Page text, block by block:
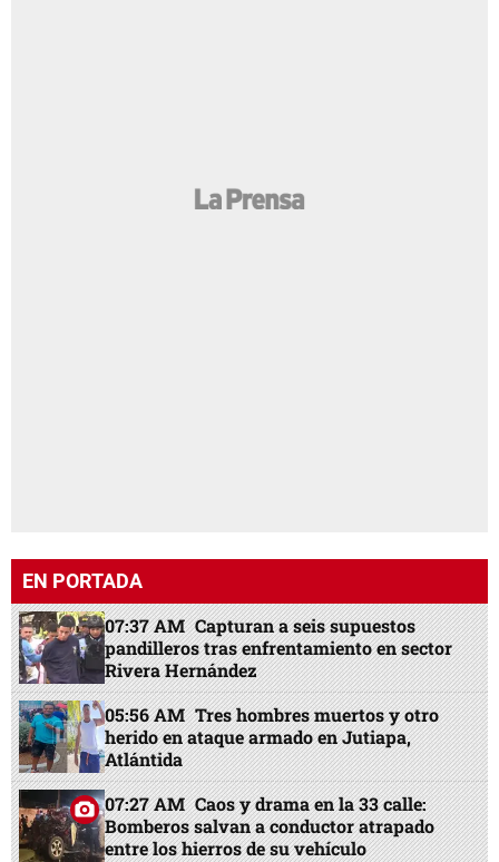
EN PORTADA
07:37 AM Capturan a seis supuestos
pandilleros tras enfrentamiento en sector
Rivera Hernández
05:56 AM Tres hombres muertos y otro
herido en ataque armado en Jutiapa,
Atlántida
07:27 AM Caos y drama en la 33 calle:
Bomberos salvan a conductor atrapado
entre los hierros de su vehículo